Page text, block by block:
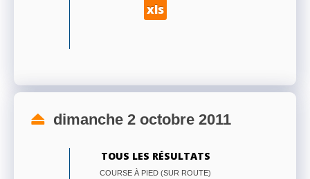
xls
dimanche 2 octobre 2011
TOUS LES RÉSULTATS
COURSE À PIED (SUR ROUTE)